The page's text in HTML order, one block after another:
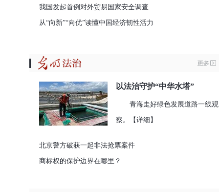
我国发起首例对外贸易国家安全调查
从“向新”“向优”读懂中国经济韧性活力
以法治守护“中华水塔”
青海走好绿色发展道路一线观
察。 【详细】
北京警方破获一起非法抢票案件
商标权的保护边界在哪里？